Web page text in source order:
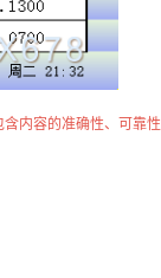
内容的准确性、可靠性